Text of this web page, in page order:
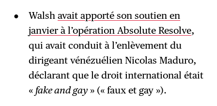
Walsh avait apporté son soutien en
janvier à l’opération Absolute Resolve,
qui avait conduit à l’enlèvement du
dirigeant vénézuélien Nicolas Maduro,
déclarant que le droit international était
« fake and gay» (« faux et gay »).